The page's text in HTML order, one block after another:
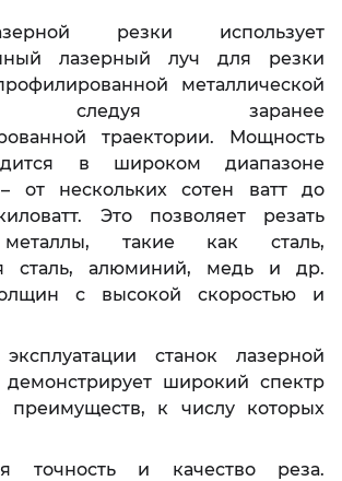
резки использует
лазерный луч для резки
металлической
следуя заранее
траектории. Мощность
в широком диапазоне
– от нескольких сотен ватт до
Это позволяет резать
такие как сталь,
сталь, алюминий, медь и др.
с высокой скоростью и
станок лазерной
широкий спектр
преимуществ, к числу которых
точность и качество реза.